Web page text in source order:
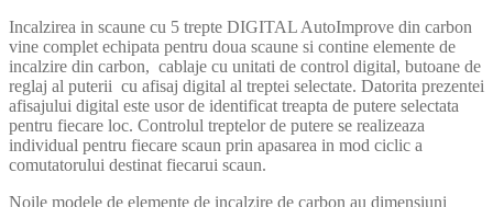
Incalzirea in scaune cu 5 trepte DIGITAL AutoImprove din carbon
vine complet echipata pentru doua scaune si contine elemente de
incalzire din carbon, cablaje cu unitati de control digital, butoane de
reglaj al puterii cu afisaj digital al treptei selectate. Datorita prezentei
afisajului digital este usor de identificat treapta de putere selectata
pentru fiecare loc. Controlul treptelor de putere se realizeaza
individual pentru fiecare scaun prin apasarea in mod ciclic a
comutatorului destinat fiecarui scaun.
Noile modele de elemente de incalzire de carbon au dimensiuni